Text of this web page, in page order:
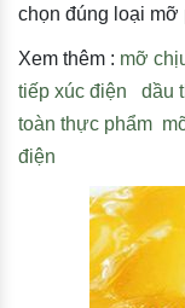
chọn đúng loại mỡ
Xem thêm : mỡ
tiếp xúc điện
dầu
toàn thực phẩm
điện